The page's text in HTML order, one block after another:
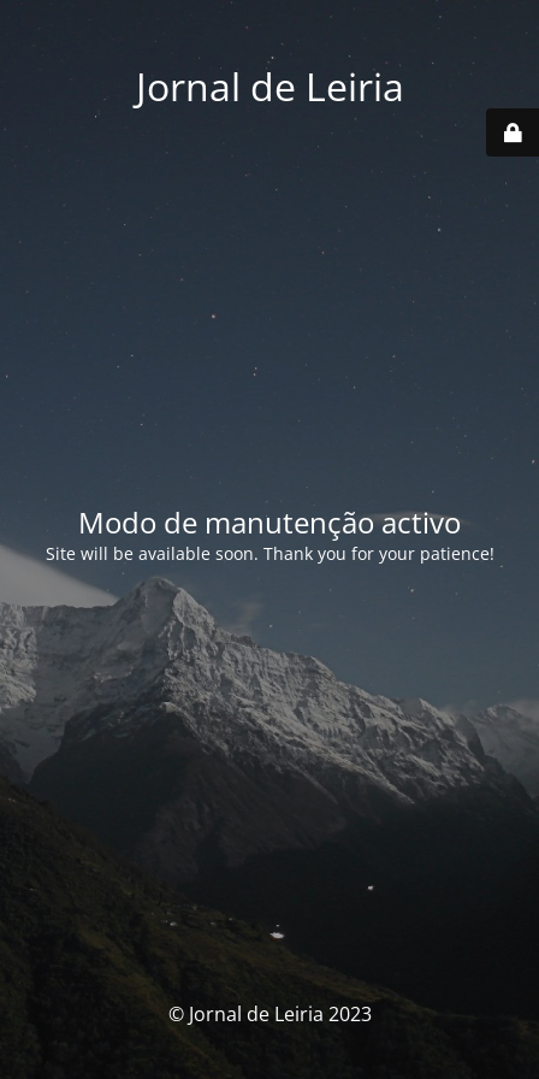
Jornal de Leiria
Modo de manutenção activo
Site will be available soon. Thank you for your patience!
© Jornal de Leiria 2023